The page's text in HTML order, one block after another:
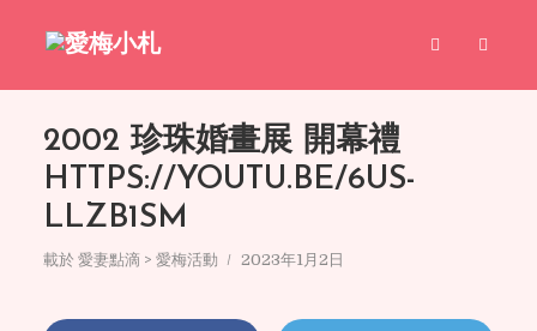
2002 珍珠婚畫展 開幕禮
HTTPS://YOUTU.BE/6US-
LLZB1SM
載於 愛妻點滴 > 愛梅活動 2023年1月2日